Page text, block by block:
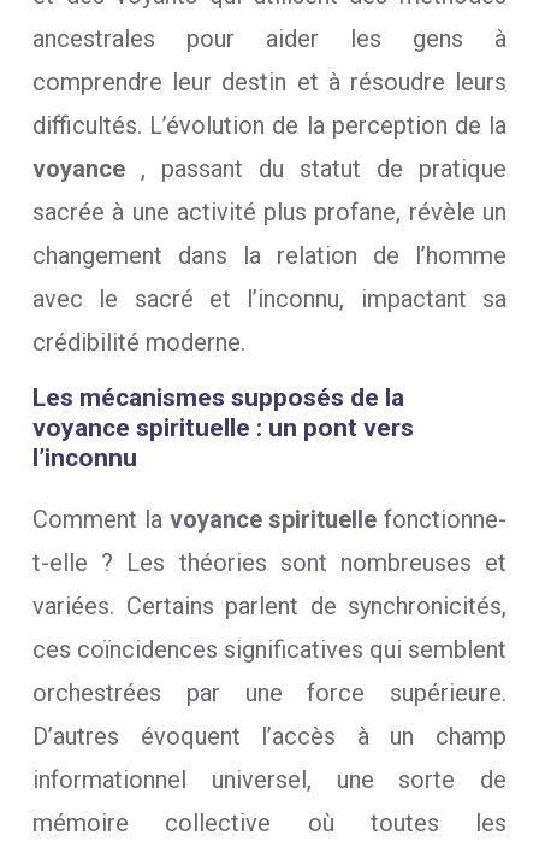
ancestrales pour aider les gens à
comprendre leur destin et à résoudre leurs
difficultés. L’évolution de la perception de la
voyance , passant du statut de pratique
sacrée à une activité plus profane, révèle un
changement dans la relation de l’homme
avec le sacré et l’inconnu, impactant sa
crédibilité moderne.
Les mécanismes supposés de la
voyance spirituelle : un pont vers
l’inconnu
Comment la voyance spirituelle fonctionne-
t-elle ? Les théories sont nombreuses et
variées. Certains parlent de synchronicités,
ces coïncidences significatives qui semblent
orchestrées par une force supérieure.
D’autres évoquent l’accès à un champ
informationnel universel, une sorte de
mémoire collective où toutes les